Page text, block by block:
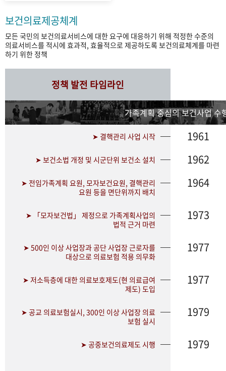
보건의료제공체계
모든 국민의 보건의료서비스에 대한 요구에 대응하기 위해 적정한 수준의
의료서비스를 적시에 효과적, 효율적으로 제공하도록 보건의료체계를 마련
하기 위한 정책
정책 발전 타임라인
가족계획 중심의 보건사업 수
➤ 결핵관리 사업 시작 1961
➤ 보건소법 개정 및 시군단위 보건소 설치 1962
➤ 전임가족계획 요원, 모자보건요원, 결핵관리
요원 등을 면단위까지 배치
1964
➤ 「모자보건법」 제정으로 가족계획사업의
법적 근거 마련
1973
➤ 500인 이상 사업장과 공단 사업장 근로자를
대상으로 의료보험 적용 의무화
1977
➤ 저소득층에 대한 의료보호제도(현 의료급여
제도) 도입
1977
➤ 공교 의료보험실시, 300인 이상 사업장 의료
보험 실시
1979
➤ 공중보건의료제도 시행 1979